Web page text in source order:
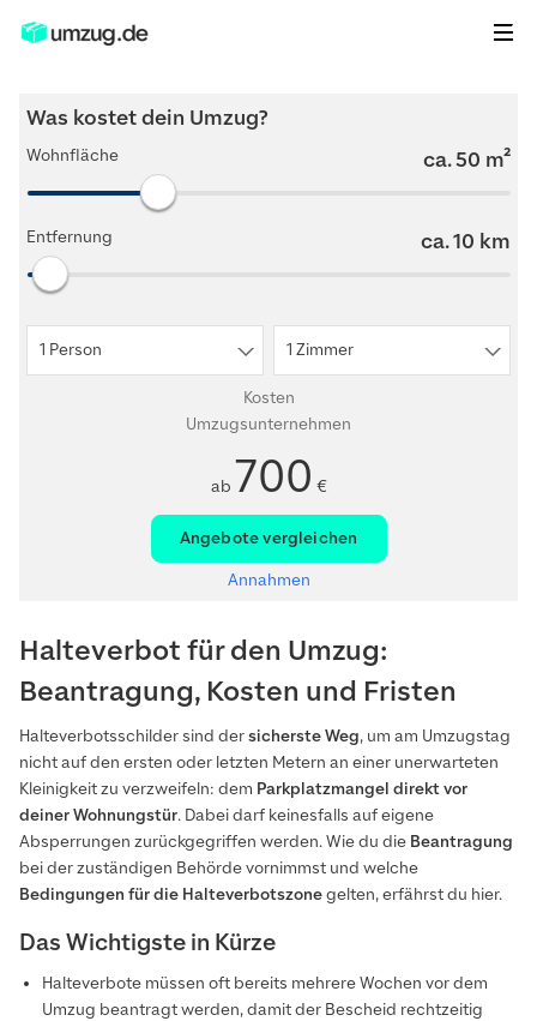
Was kostet dein Umzug?
Wohnfläche ca.50 m²
Entfernung ca.10 km
1 Person 1 Zimmer
Kosten
Umzugsunternehmen
ab 700 €
Angebote vergleichen
Annahmen
Halteverbot für den Umzug:
Beantragung, Kosten und Fristen
Halteverbotsschilder sind dersicherste Weg, um am Umzugstag
nicht auf den ersten oder letzten Metern an einer unerwarteten
Kleinigkeit zu verzweifeln: dem Parkplatzmangel direkt vor
deiner Wohnungstür. Dabei darf keinesfalls auf eigene
Absperrungen zurückgegriffen werden. Wie du die Beantragung
bei der zuständigen Behörde vornimmst und welche
Bedingungen für die Halteverbotszonegelten, erfährst du hier.
Das Wichtigste in Kürze
Halteverbote müssen oft bereits mehrere Wochen vor dem
Umzug beantragt werden, damit der Bescheid rechtzeitig